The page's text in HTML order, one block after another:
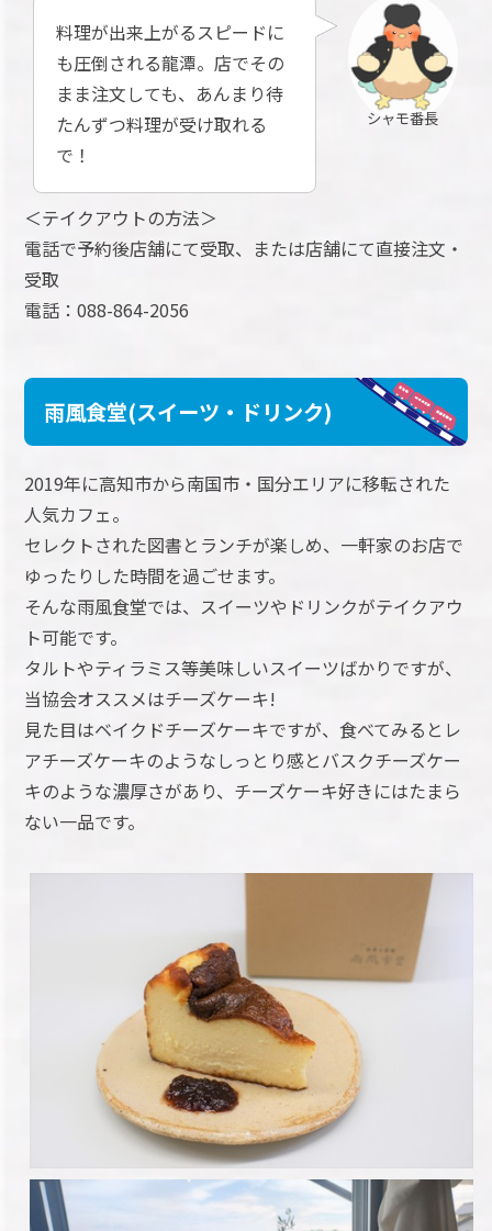
シャモ番長
料理が出来上がるスピードに
も圧倒される龍潭。店でその
まま注文しても、あんまり待
たんずつ料理が受け取れる
で！
＜テイクアウトの方法＞
電話で予約後店舗にて受取、または店舗にて直接注文・
受取
電話：088-864-2056
雨風食堂(スイーツ・ドリンク)
2019年に高知市から南国市・国分エリアに移転された
人気カフェ。
セレクトされた図書とランチが楽しめ、一軒家のお店で
ゆったりした時間を過ごせます。
そんな雨風食堂では、スイーツやドリンクがテイクアウ
ト可能です。
タルトやティラミス等美味しいスイーツばかりですが、
当協会オススメはチーズケーキ!
見た目はベイクドチーズケーキですが、食べてみるとレ
アチーズケーキのようなしっとり感とバスクチーズケー
キのような濃厚さがあり、チーズケーキ好きにはたまら
ない一品です。